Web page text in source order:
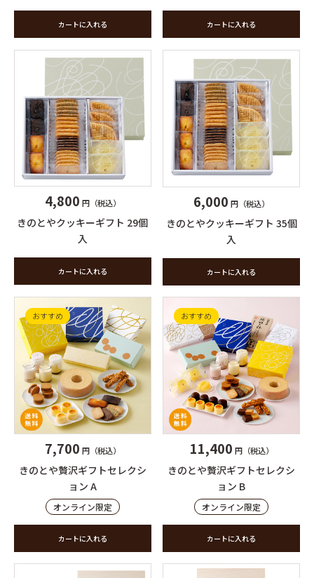
カートに入れる カートに入れる
4,800 円（税込）
きのとやクッキーギフト 29個
入
カートに入れる
6,000 円（税込）
きのとやクッキーギフト 35個
入
カートに入れる
おすすめ
7,700 円（税込）
きのとや贅沢ギフトセレクシ
ョン A
オンライン限定
カートに入れる
おすすめ
11,400 円（税込）
きのとや贅沢ギフトセレクシ
ョン B
オンライン限定
カートに入れる